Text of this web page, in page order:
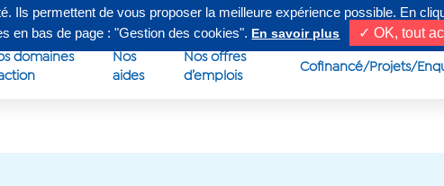
Suivez-nous sur
domaines
Nos
aides
Nos offres
d’emplois
Cofinancé/Projets/
Ils permettent de vous proposer la meilleure expérience possible. En
en bas de page : "Gestion des cookies". En savoir plus ✓ OK, tout